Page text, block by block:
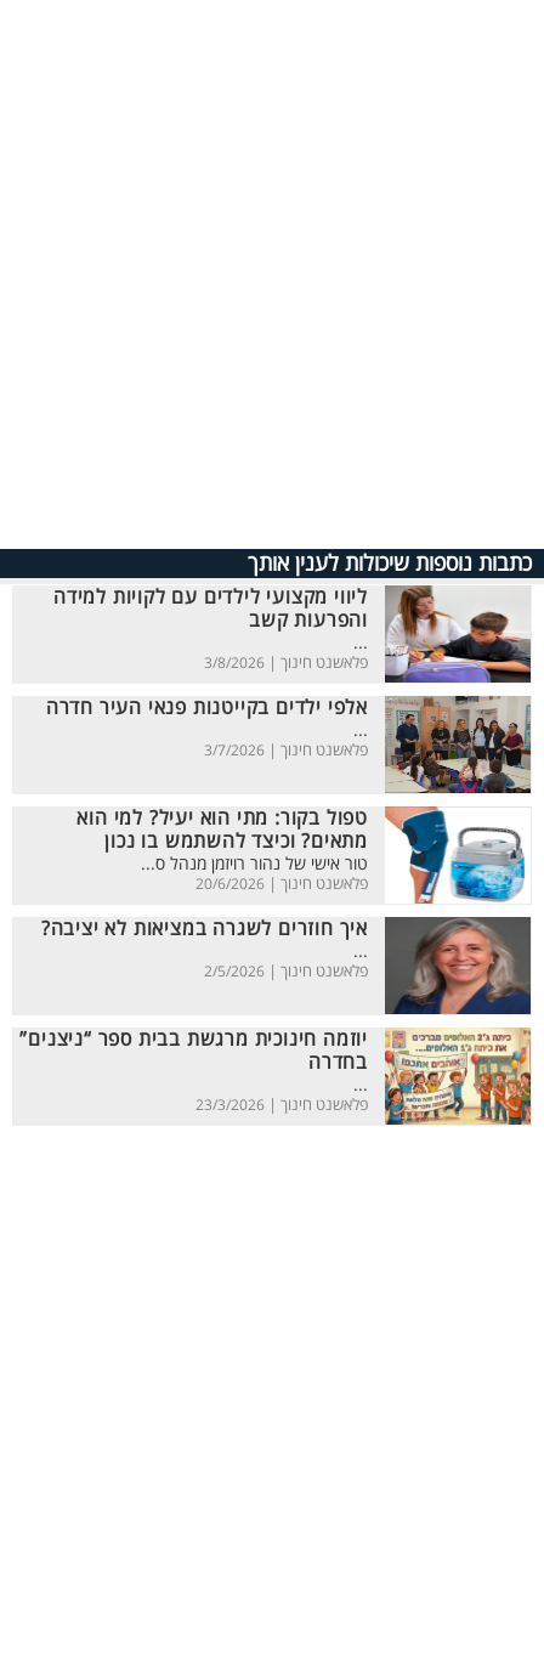
כתבות נוספות שיכולות לענין אותך
ליווי מקצועי לילדים עם לקויות למידה
והפרעות קשב
...
פלאשנט חינוך | 3/8/2026
אלפי ילדים בקייטנות פנאי העיר חדרה
...
פלאשנט חינוך | 3/7/2026
טפול בקור: מתי הוא יעיל? למי הוא
מתאים? וכיצד להשתמש בו נכון
טור אישי של נהור רויזמן מנהל ס...
פלאשנט חינוך | 20/6/2026
איך חוזרים לשגרה במציאות לא יציבה?
...
פלאשנט חינוך | 2/5/2026
יוזמה חינוכית מרגשת בבית ספר “ניצנים”
בחדרה
...
פלאשנט חינוך | 23/3/2026